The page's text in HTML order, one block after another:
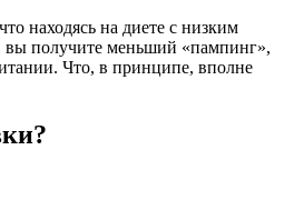
находясь на диете с низким
вы получите меньший «пампинг»,
Что, в принципе, вполне